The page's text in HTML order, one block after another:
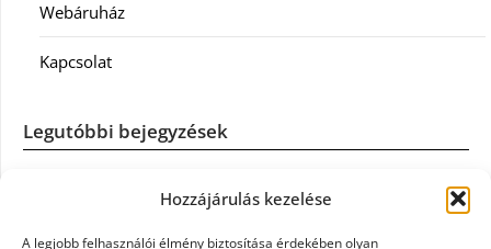
Hozzájárulás kezelése
A legjobb felhasználói élmény biztosítása érdekében olyan
Webáruház
Kapcsolat
Legutóbbi bejegyzések
Casco szélvédőcsere: mikor éri meg a biztosítást igénybe